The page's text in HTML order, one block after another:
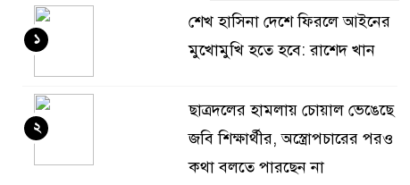
শেখ হাসিনা দেশে ফিরলে আইনের
মুখোমুখি হতে হবে: রাশেদ খান
১
ছাত্রদলের হামলায় চোয়াল ভেঙেছে
জবি শিক্ষার্থীর, অস্ত্রোপচারের পরও
কথা বলতে পারছেন না
২